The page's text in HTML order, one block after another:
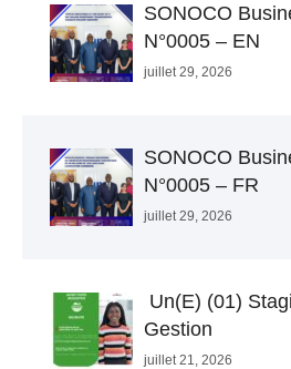
SONOCO
N°0005 – EN
juillet 29, 2026
SONOCO
N°0005 – FR
juillet 29, 2026
Un(e) (01)
Gestion
juillet 21, 2026